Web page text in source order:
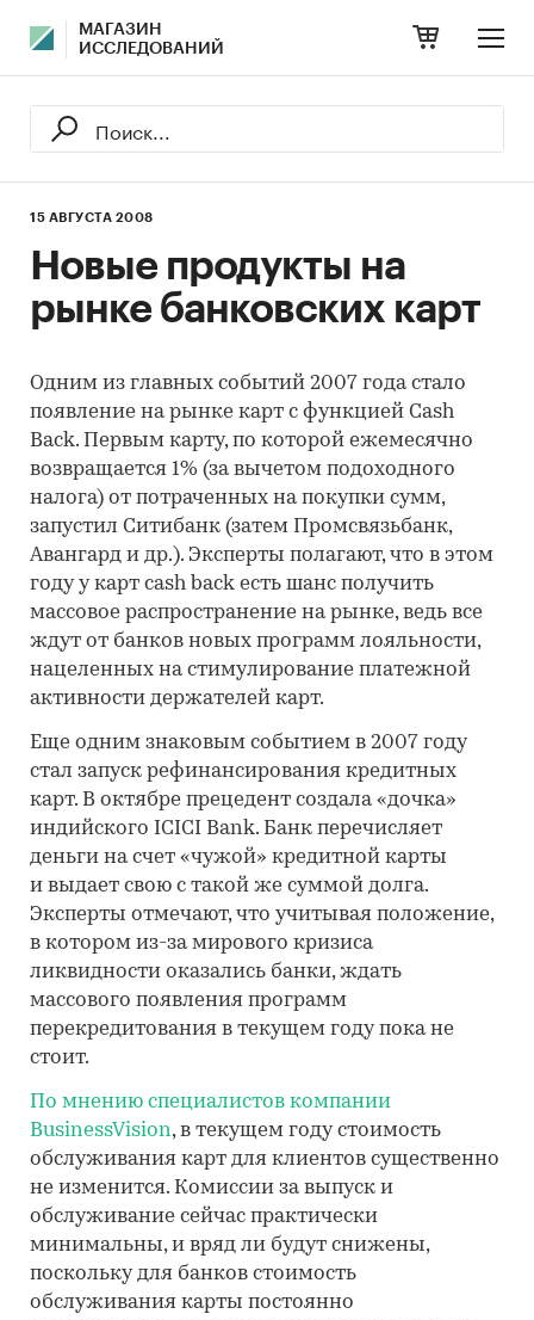
МАГАЗИН
ИССЛЕДОВАНИЙ
15 АВГУСТА 2008
Новые продукты на
рынке банковских карт
Одним из главных событий 2007 года стало
появление на рынке карт с функцией Cash
Back. Первым карту, по которой ежемесячно
возвращается 1% (за вычетом подоходного
налога) от потраченных на покупки сумм,
запустил Ситибанк (затем Промсвязьбанк,
Авангард и др.). Эксперты полагают, что в этом
году у карт сash back есть шанс получить
массовое распространение на рынке, ведь все
ждут от банков новых программ лояльности,
нацеленных на стимулирование платежной
активности держателей карт.
Еще одним знаковым событием в 2007 году
стал запуск рефинансирования кредитных
карт. В октябре прецедент создала «дочка»
индийского ICICI Bank. Банк перечисляет
деньги на счет «чужой» кредитной карты
и выдает свою с такой же суммой долга.
Эксперты отмечают, что учитывая положение,
в котором из-за мирового кризиса
ликвидности оказались банки, ждать
массового появления программ
перекредитования в текущем году пока не
стоит.
По мнению специалистов компании
BusinessVision, в текущем году стоимость
обслуживания карт для клиентов существенно
не изменится. Комиссии за выпуск и
обслуживание сейчас практически
минимальны, и вряд ли будут снижены,
поскольку для банков стоимость
обслуживания карты постоянно